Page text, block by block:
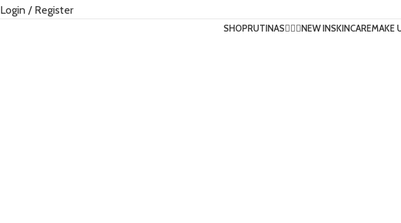
Login / Register
SHOPRUTINAS💆🏻‍♀️NEW INSKINCAREMAKE